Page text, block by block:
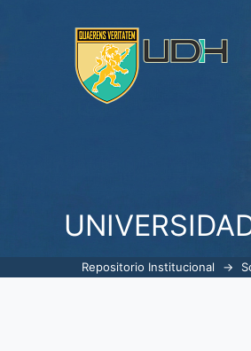
Solicitar una
Repositorio Institucional →